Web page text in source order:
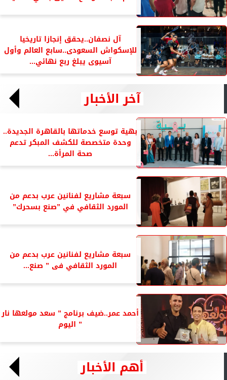
آل نصفان..يحقق إنجازا تاريخيا
للإسكواش السعودى..سابع العالم وأول
آسيوى يبلغ ربع نهائي...
آخر الأخبار
بهية توسع خدماتها بالقاهرة الجديدة..
وحدة متخصصة للكشف المبكر تدعم
صحة المرأة...
سبعة مشاريع لفنانين عرب بدعم من
المورد الثقافي في ”صنع بسحرك”
سبعة مشاريع لفنانين عرب بدعم من
المورد الثقافي فى ” صنع...
أحمد عمر..ضيف برنامج ” سعد مولعها نار
” اليوم
أهم الأخبار